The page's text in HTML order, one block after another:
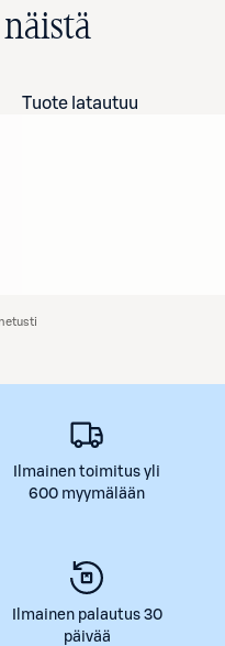
näistä
Tuote latautuu
Ilmainen toimitus yli
600 myymälään
Ilmainen palautus 30
päivää